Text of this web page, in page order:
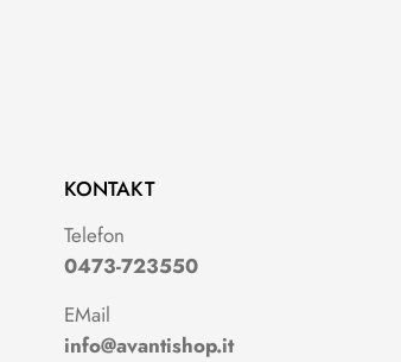
KONTAKT
Telefon
0473-723550
EMail
info@avantishop.it